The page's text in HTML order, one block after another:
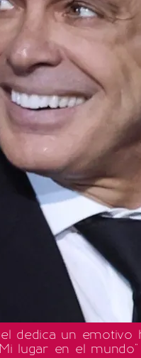
dedica un emotivo
lugar en el mundo"